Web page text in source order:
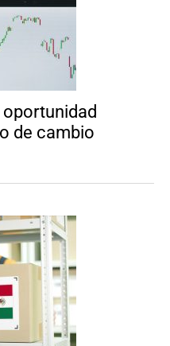
de cambio